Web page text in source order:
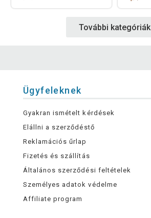
További kategóriák
Ügyfeleknek
Gyakran ismételt kérdések
Elállni a szerződéstő
Reklamációs űrlap
Fizetés és szállítás
Általános szerződési feltételek
Személyes adatok védelme
Affiliate program